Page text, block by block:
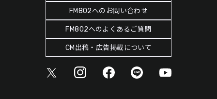
災害情報共有パートナーシップ
人権尊重・コンプライアンスに関する調査の結果について
ヘビーローテーション
FM802へのお問い合わせ
FM802へのよくあるご質問
CM出稿・広告掲載について